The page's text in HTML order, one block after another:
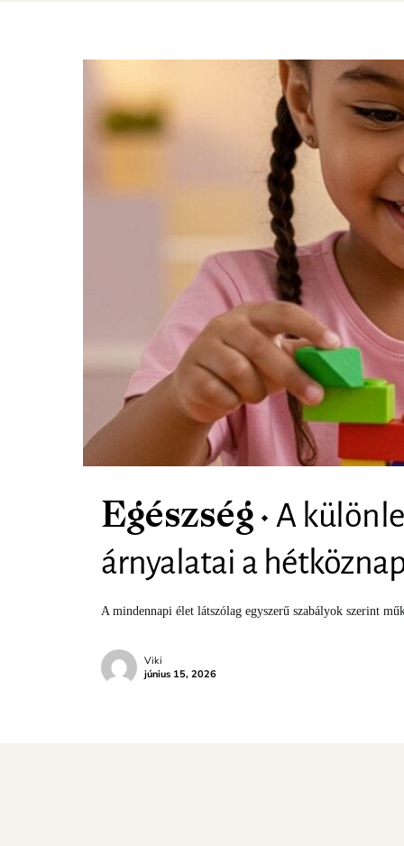
Egészség
A
árnyalatai a
A mindennapi élet látszólag egyszerű szabályok szerint
Viki
június 15, 2026